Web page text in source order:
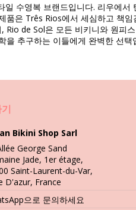
이 아니라면 고급 소재를 선택
수영복 브랜드입니다. 리우에
은 Três Rios에서 세심하고 책
de Sol은 모든 비키니와 원피
을 추구하는 이들에게 완벽한 선택
Bikini Shop Sarl
George Sand
Jade, 1er étage,
Saint-Laurent-du-Var,
D'azur, France
으로 문의하세요